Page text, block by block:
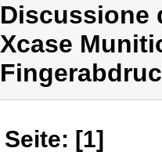
Discussione
Xcase
Seite: [1]